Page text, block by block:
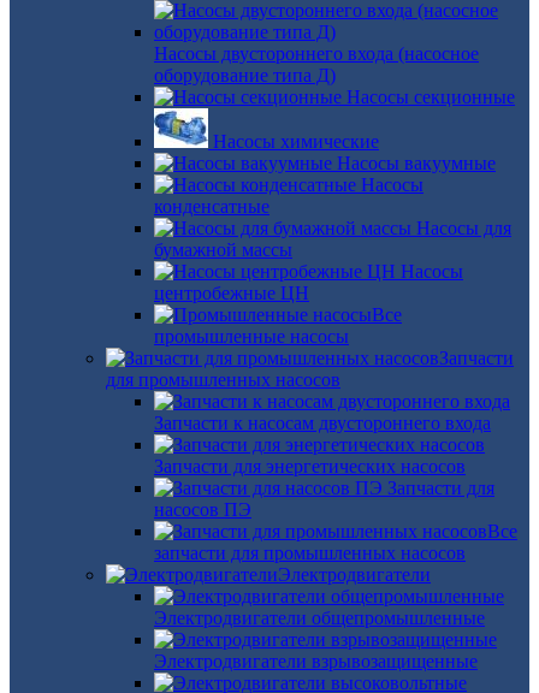
Насосы двустороннего входа (насосное
оборудование типа Д)
Насосы секционные
Насосы химические
Насосы вакуумные
Насосы
конденсатные
Насосы для
бумажной массы
Насосы
центробежные ЦН
Все
промышленные насосы
Запчасти
для промышленных насосов
Запчасти к насосам двустороннего входа
Запчасти для энергетических насосов
Запчасти для
насосов ПЭ
Все
запчасти для промышленных насосов
Электродвигатели
Электродвигатели общепромышленные
Электродвигатели взрывозащищенные